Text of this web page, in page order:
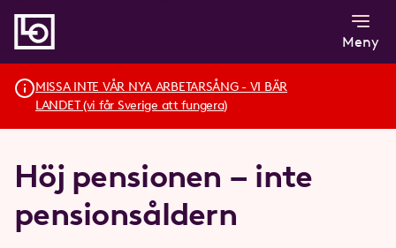
Meny
MISSA INTE VÅR NYA ARBETARSÅNG - VI BÄR
LANDET (vi får Sverige att fungera)
Höj pensionen – inte
pensionsåldern